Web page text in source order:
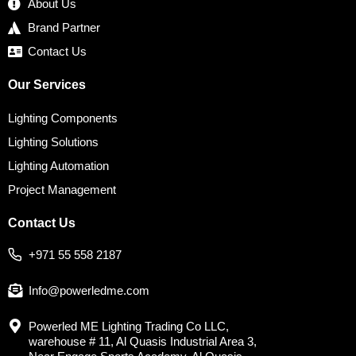
About Us
Brand Partner
Contact Us
Our Services
Lighting Components
Lighting Solutions
Lighting Automation
Project Management
Contact Us
+971 55 558 2187
Info@powerledme.com
Powerled ME Lighting Trading Co LLC,
warehouse # 11, Al Quasis Industrial Area 3,